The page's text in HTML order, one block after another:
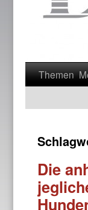
Themen
Die